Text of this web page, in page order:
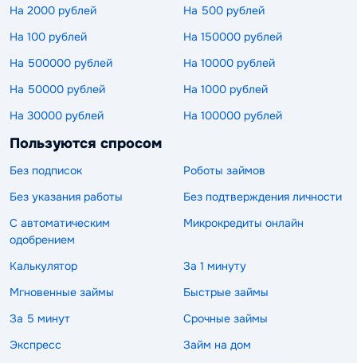
На 2000 рублей
На 500 рублей
На 100 рублей
На 150000 рублей
На 500000 рублей
На 10000 рублей
На 50000 рублей
На 1000 рублей
На 30000 рублей
На 100000 рублей
Пользуются спросом
Без подписок
Роботы займов
Без указания работы
Без подтверждения личности
С автоматическим
одобрением
Микрокредиты онлайн
Калькулятор
За 1 минуту
Мгновенные займы
Быстрые займы
За 5 минут
Срочные займы
Экспресс
Займ на дом